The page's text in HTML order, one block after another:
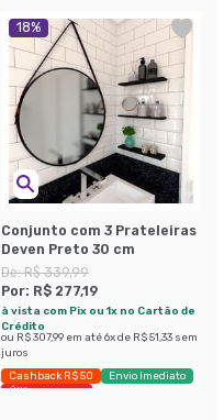
18%
Conjunto com 3 Prateleiras
Deven Preto 30 cm
De:R$ 339,99
Por: R$ 277,19
à vista com Pix ou 1x no Cartão de
Crédito
ou R$ 307,99 em até6x de R$ 51,33 sem
juros
Cashback R$ 50
Envio Imediato
Últimas peças